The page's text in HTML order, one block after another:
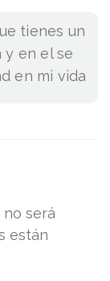
tienes un
en el se
en mi vida
será
están